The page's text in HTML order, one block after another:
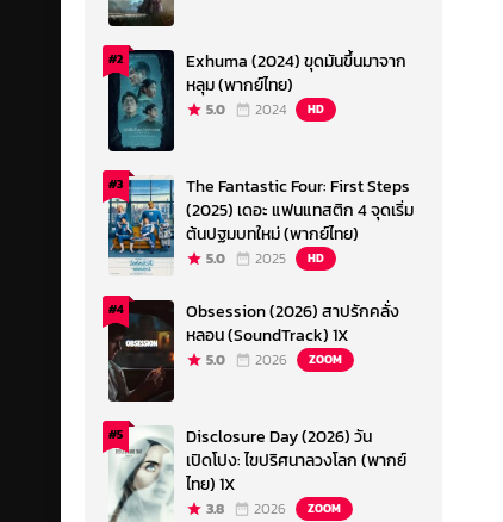
#2
Exhuma (2024) ขุดมันขึ้นมาจาก
หลุม (พากย์ไทย)
5.0 2024 HD
#3
The Fantastic Four: First Steps
(2025) เดอะ แฟนแทสติก 4 จุดเริ่ม
ต้นปฐมบทใหม่ (พากย์ไทย)
5.0 2025 HD
#4
Obsession (2026) สาปรักคลั่ง
หลอน (SoundTrack) 1X
5.0 2026 ZOOM
#5
Disclosure Day (2026) วัน
เปิดโปง: ไขปริศนาลวงโลก (พากย์
ไทย) 1X
3.8 2026 ZOOM